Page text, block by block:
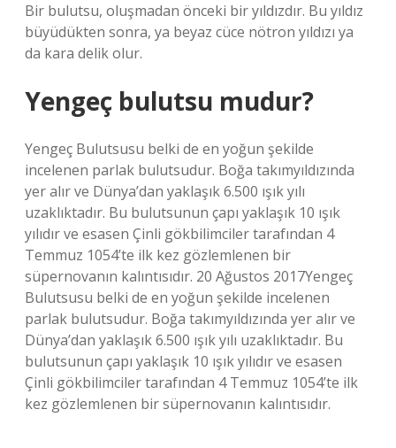
Bir bulutsu, oluşmadan önceki bir yıldızdır. Bu yıldız
büyüdükten sonra, ya beyaz cüce nötron yıldızı ya
da kara delik olur.
Yengeç bulutsu mudur?
Yengeç Bulutsusu belki de en yoğun şekilde
incelenen parlak bulutsudur. Boğa takımyıldızında
yer alır ve Dünya’dan yaklaşık 6.500 ışık yılı
uzaklıktadır. Bu bulutsunun çapı yaklaşık 10 ışık
yılıdır ve esasen Çinli gökbilimciler tarafından 4
Temmuz 1054’te ilk kez gözlemlenen bir
süpernovanın kalıntısıdır. 20 Ağustos 2017Yengeç
Bulutsusu belki de en yoğun şekilde incelenen
parlak bulutsudur. Boğa takımyıldızında yer alır ve
Dünya’dan yaklaşık 6.500 ışık yılı uzaklıktadır. Bu
bulutsunun çapı yaklaşık 10 ışık yılıdır ve esasen
Çinli gökbilimciler tarafından 4 Temmuz 1054’te ilk
kez gözlemlenen bir süpernovanın kalıntısıdır.